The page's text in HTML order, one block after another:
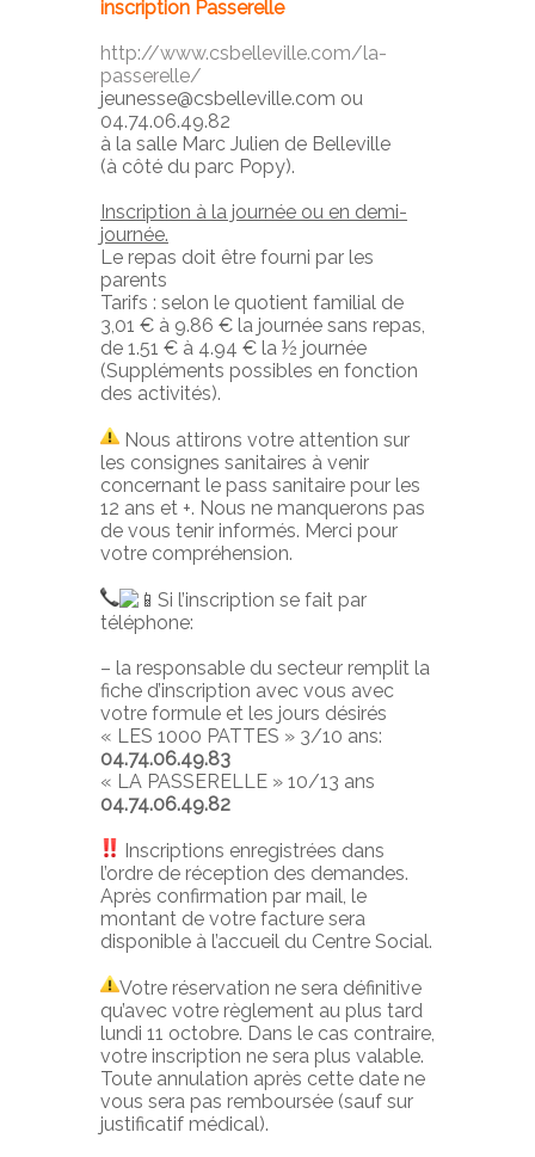
inscription Passerelle
http://www.csbelleville.com/la-
passerelle/
jeunesse@csbelleville.com ou
04.74.06.49.82
à la salle Marc Julien de Belleville
(à côté du parc Popy).
Inscription à la journée ou en demi-
journée.
Le repas doit être fourni par les
parents
Tarifs : selon le quotient familial de
3,01 € à 9.86 € la journée sans repas,
de 1.51 € à 4.94 € la ½ journée
(Suppléments possibles en fonction
des activités).
Nous attirons votre attention sur
les consignes sanitaires à venir
concernant le pass sanitaire pour les
12 ans et +. Nous ne manquerons pas
de vous tenir informés. Merci pour
votre compréhension.
Si l’inscription se fait par
téléphone:
– la responsable du secteur remplit la
fiche d’inscription avec vous avec
votre formule et les jours désirés
« LES 1000 PATTES » 3/10 ans:
04.74.06.49.83
« LA PASSERELLE » 10/13 ans
04.74.06.49.82
Inscriptions enregistrées dans
l’ordre de réception des demandes.
Après confirmation par mail, le
montant de votre facture sera
disponible à l’accueil du Centre Social.
Votre réservation ne sera définitive
qu’avec votre règlement au plus tard
lundi 11 octobre. Dans le cas contraire,
votre inscription ne sera plus valable.
Toute annulation après cette date ne
vous sera pas remboursée (sauf sur
justificatif médical).